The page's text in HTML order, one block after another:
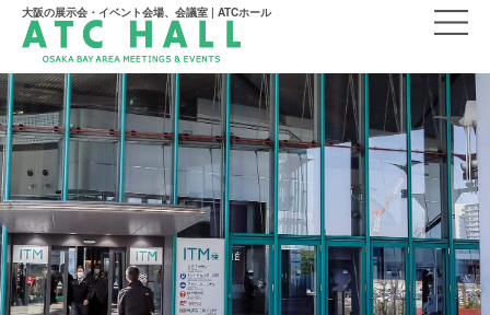
大阪の展示会・イベント会場、会議室 | ATCホール